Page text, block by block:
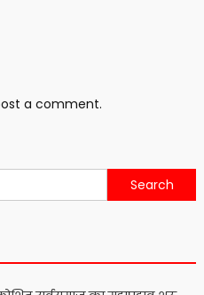
a comment.